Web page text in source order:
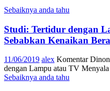
Sebaiknya anda tahu
Studi: Tertidur dengan
Sebabkan Kenaikan
11/06/2019 alex Komentar
dengan Lampu atau TV
Sebaiknya anda tahu